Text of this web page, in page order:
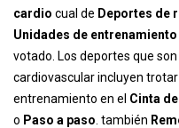
cardio cual de Deportes de
Unidades de
votado. Los deportes que
cardiovascular incluyen
entrenamiento en el Cinta
o Paso a paso . también